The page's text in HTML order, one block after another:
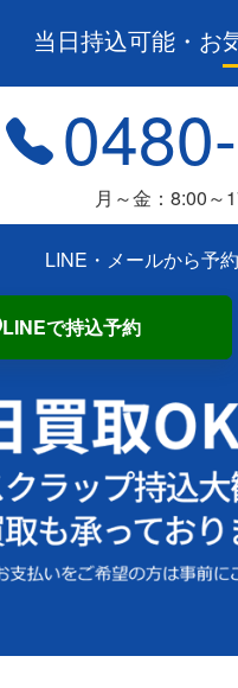
当日持込可能・お
月～金：8:00～
LINE・メールから予
LINEで持込予約